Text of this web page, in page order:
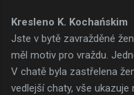
Kresleno K. Kochańskim
Jste v bytě zavražděné
měl motiv pro vraždu.
V chatě byla zastřelena
vedlejší chaty, vše